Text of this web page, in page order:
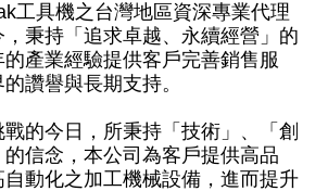
工具機之台灣地區資深專業代理
秉持「追求卓越、永續經營」的
產業經驗提供客戶完善銷售服
讚譽與長期支持。
的今日，所秉持「技術」、「創
信念，本公司為客戶提供高品
動化之加工機械設備，進而提升